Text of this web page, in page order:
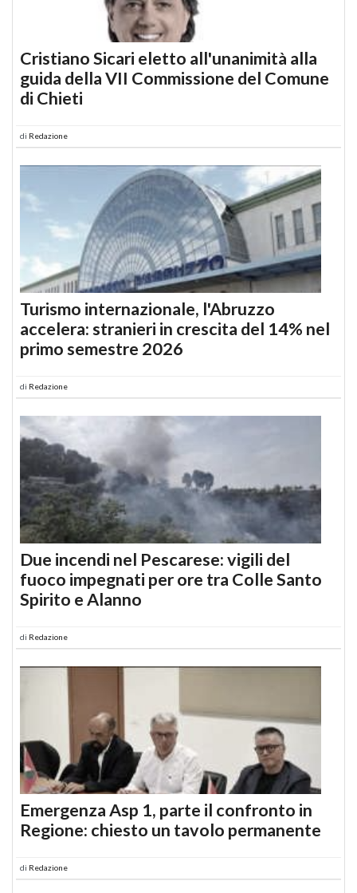
Cristiano Sicari eletto all'unanimità alla
guida della VII Commissione del Comune
di Chieti
di Redazione
Turismo internazionale, l'Abruzzo
accelera: stranieri in crescita del 14% nel
primo semestre 2026
di Redazione
Due incendi nel Pescarese: vigili del
fuoco impegnati per ore tra Colle Santo
Spirito e Alanno
di Redazione
Emergenza Asp 1, parte il confronto in
Regione: chiesto un tavolo permanente
di Redazione